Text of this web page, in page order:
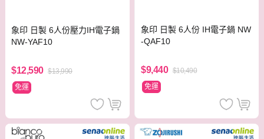
象印 日製 6人份壓力IH電子鍋
NW-YAF10
$12,590 $13,990
免運
象印 日製 6人份 IH電子鍋 NW
-QAF10
$9,440 $10,490
免運